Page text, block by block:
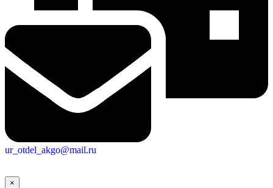
ur_otdel_akgo@mail.ru
×